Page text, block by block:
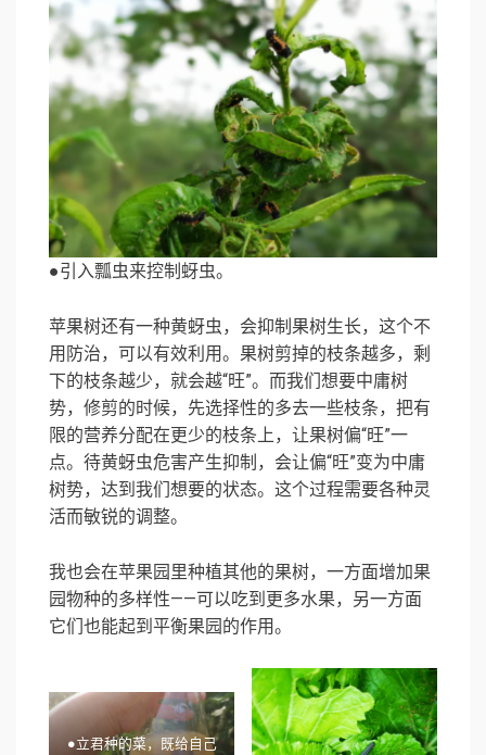
●引入瓢虫来控制蚜虫。
苹果树还有一种黄蚜虫，会抑制果树生长，这个不
用防治，可以有效利用。果树剪掉的枝条越多，剩
下的枝条越少，就会越“旺”。而我们想要中庸树
势，修剪的时候，先选择性的多去一些枝条，把有
限的营养分配在更少的枝条上，让果树偏“旺”一
点。待黄蚜虫危害产生抑制，会让偏“旺”变为中庸
树势，达到我们想要的状态。这个过程需要各种灵
活而敏锐的调整。
我也会在苹果园里种植其他的果树，一方面增加果
园物种的多样性——可以吃到更多水果，另一方面
它们也能起到平衡果园的作用。
●立君种的菜，既给自己